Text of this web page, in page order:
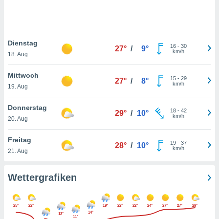
können
von
und
klicken.
und
Dienstag
18. Aug
27° / 9° 16- 30
km/h
Mittwoch
19. Aug
27° / 8° 15- 29
km/h
Donnerstag
20. Aug
29° / 10° 18- 42
km/h
Freitag
21. Aug
28° / 10° 19- 37
km/h
Wettergrafiken
25° 22°
13°
11°
14°
19° 22° 22° 24° 27° 27° 29°